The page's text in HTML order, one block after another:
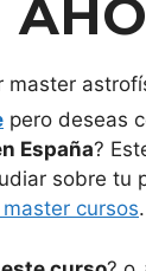
pero deseas
España?
sobre tu
cursos.